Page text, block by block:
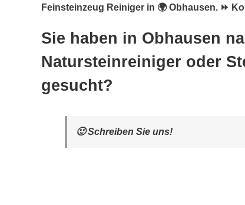
Feinsteinzeug Reiniger in 🌍 Obhausen. ⏩
Sie haben in Obhausen
Natursteinreiniger oder
gesucht?
🙂 Schreiben Sie uns!